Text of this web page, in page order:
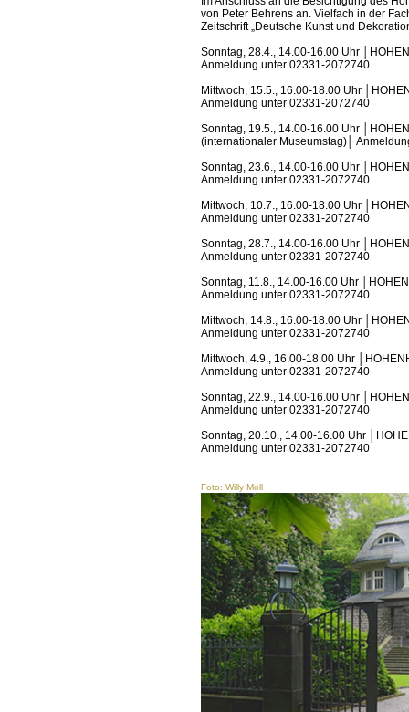
von Peter Behrens an. Vielfach in der
Zeitschrift „Deutsche Kunst und
Sonntag, 28.4., 14.00-16.00 Uhr
Anmeldung unter 02331-2072740
Mittwoch, 15.5., 16.00-18.00 Uhr
Anmeldung unter 02331-2072740
Sonntag, 19.5., 14.00-16.00 Uhr
(internationaler Museumstag)│
Sonntag, 23.6., 14.00-16.00 Uhr
Anmeldung unter 02331-2072740
Mittwoch, 10.7., 16.00-18.00 Uhr
Anmeldung unter 02331-2072740
Sonntag, 28.7., 14.00-16.00 Uhr
Anmeldung unter 02331-2072740
Sonntag, 11.8., 14.00-16.00 Uhr
Anmeldung unter 02331-2072740
Mittwoch, 14.8., 16.00-18.00 Uhr
Anmeldung unter 02331-2072740
Mittwoch, 4.9., 16.00-18.00 Uhr
Anmeldung unter 02331-2072740
Sonntag, 22.9., 14.00-16.00 Uhr
Anmeldung unter 02331-2072740
Sonntag, 20.10., 14.00-16.00 Uhr
Anmeldung unter 02331-2072740
Foto: Willy Moll